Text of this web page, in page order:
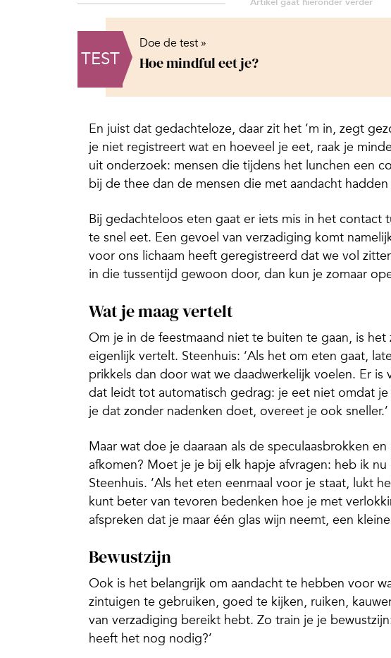
TEST
Doe de test »
Hoe mindful eet je?
En juist dat gedachteloze, daar zit het ’m in, zegt
je niet registreert wat en hoeveel je eet, raak je
uit onderzoek: mensen die tijdens het lunchen een
bij de thee dan de mensen die met aandacht hadden
Bij gedachteloos eten gaat er iets mis in het contact
te snel eet. Een gevoel van verzadiging komt
voor ons lichaam heeft geregistreerd dat we vol
in die tussentijd gewoon door, dan kun je zomaar
Wat je maag vertelt
Om je in de feestmaand niet te buiten te gaan, is
eigenlijk vertelt. Steenhuis: ‘Als het om eten gaat,
prikkels dan door wat we daadwerkelijk voelen. Er
dat leidt tot automatisch gedrag: je eet niet omdat
je dat zonder nadenken doet, overeet je ook sneller.’
Maar wat doe je daaraan als de speculaasbrokken
afkomen? Moet je je bij elk hapje afvragen: heb ik
Steenhuis. ‘Als het eten eenmaal voor je staat, lukt
kunt beter van tevoren bedenken hoe je met
afspreken dat je maar één glas wijn neemt, een
Bewustzijn
Ook is het belangrijk om aandacht te hebben voor
zintuigen te gebruiken, goed te kijken, ruiken,
van verzadiging bereikt hebt. Zo train je je
heeft het nog nodig?’